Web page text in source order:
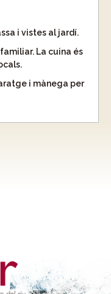
i vistes al jardí.
La cuina és
i mànega per